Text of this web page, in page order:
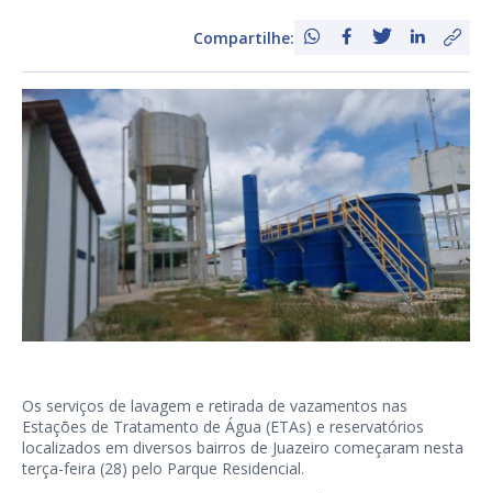
Compartilhe:
Os serviços de lavagem e retirada de vazamentos nas
Estações de Tratamento de Água (ETAs) e reservatórios
localizados em diversos bairros de Juazeiro começaram nesta
terça-feira (28) pelo Parque Residencial.